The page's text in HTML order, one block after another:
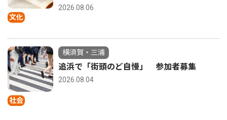
文化
2026.08.06
社会
横須賀・三浦
追浜で「街頭のど自慢」 参加者募集
2026.08.04